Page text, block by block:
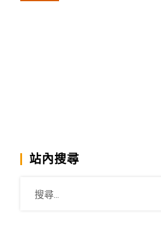
站內搜尋